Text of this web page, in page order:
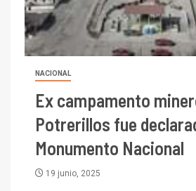
NACIONAL
Ex campamento
Potrerillos fue
Monumento Nacional
19 junio, 2025
6 I+D
BHP proyecta
cobre cercana
toneladas
7 I+D
Codelco
6.670 millones
indicadores